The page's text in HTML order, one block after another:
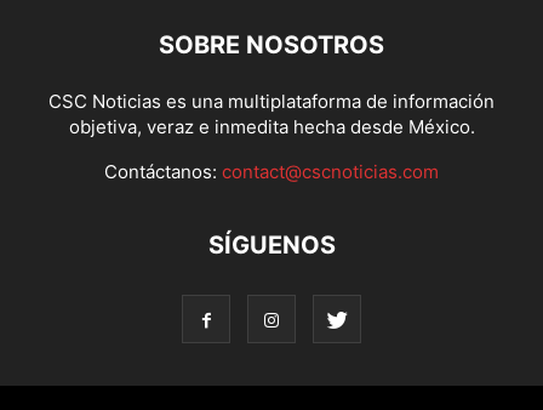
SOBRE NOSOTROS
CSC Noticias es una multiplataforma de información
objetiva, veraz e inmedita hecha desde México.
Contáctanos: contact@cscnoticias.com
SÍGUENOS